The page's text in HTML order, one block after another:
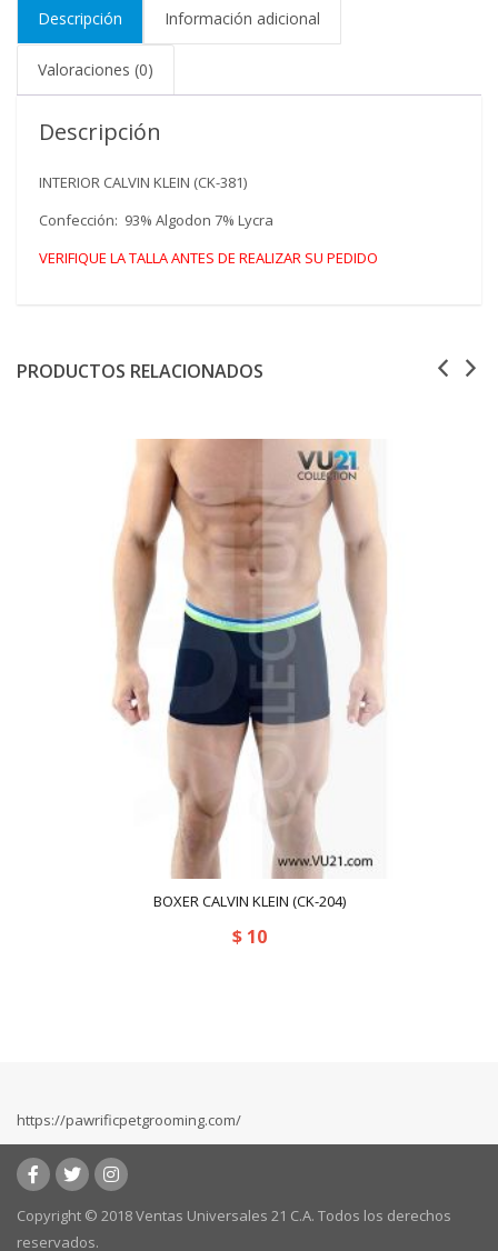
Descripción Información adicional
Valoraciones (0)
Descripción
INTERIOR CALVIN KLEIN (CK-381)
Confección: 93% Algodon 7% Lycra
VERIFIQUE LA TALLA ANTES DE REALIZAR SU PEDIDO
PRODUCTOS RELACIONADOS
BOXER CALVIN KLEIN (CK-204)
$10
https://pawrificpetgrooming.com/
Copyright © 2018 Ventas Universales 21 C.A. Todos los derechos
reservados.